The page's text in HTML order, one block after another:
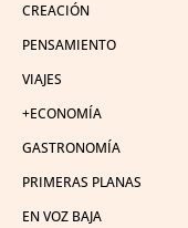
CREACIÓN
PENSAMIENTO
VIAJES
+ECONOMÍA
GASTRONOMÍA
PRIMERAS PLANAS
EN VOZ BAJA